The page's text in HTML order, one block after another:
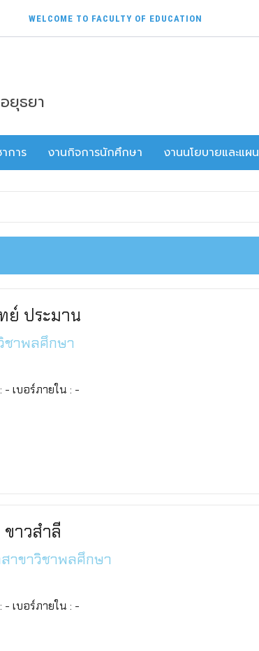
WELCOME TO FACULTY OF EDUCATION
ยุธยา
การ งานกิจการนักศึกษา งานนโยบายและแผน
ย์ ประมาน
ชาพลศึกษา
- เบอร์ภายใน : -
าวสำลี
สาขาวิชาพลศึกษา
- เบอร์ภายใน : -